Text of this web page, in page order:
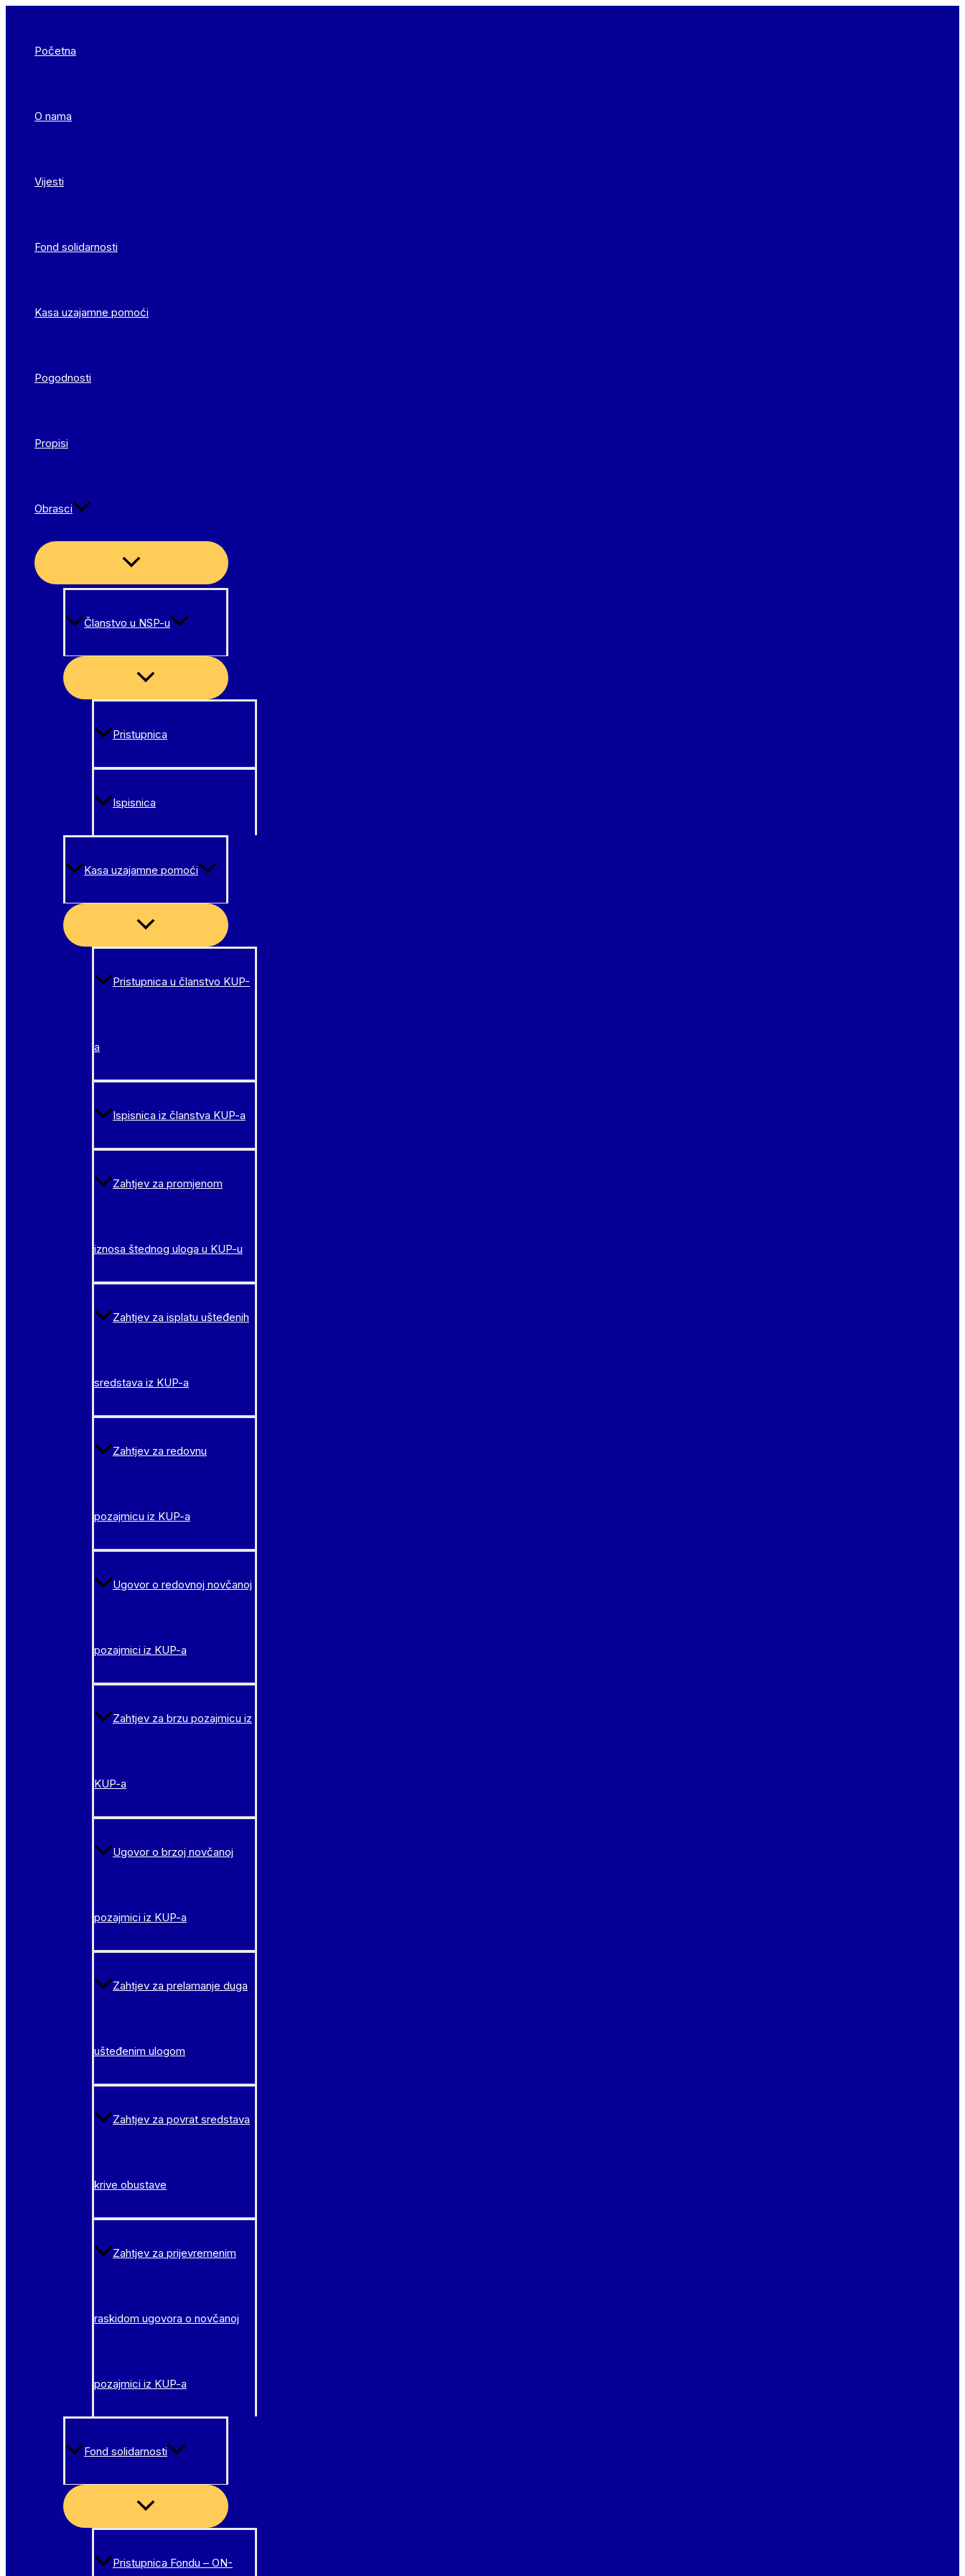
Početna
O nama
Vijesti
Fond solidarnosti
Kasa uzajamne pomoći
Pogodnosti
Propisi
Obrasci
Menu
Članstvo u NSP-u
Menu
Pristupnica
Ispisnica
Kasa uzajamne pomoći
Menu
Pristupnica u članstvo KUP-
a
Ispisnica iz članstva KUP-a
Zahtjev za promjenom
iznosa štednog uloga u KUP-u
Zahtjev za isplatu ušteđenih
sredstava iz KUP-a
Zahtjev za redovnu
pozajmicu iz KUP-a
Ugovor o redovnoj novčanoj
pozajmici iz KUP-a
Zahtjev za brzu pozajmicu iz
KUP-a
Ugovor o brzoj novčanoj
pozajmici iz KUP-a
Zahtjev za prelamanje duga
ušteđenim ulogom
Zahtjev za povrat sredstava
krive obustave
Zahtjev za prijevremenim
raskidom ugovora o novčanoj
pozajmici iz KUP-a
Fond solidarnosti
Menu
Pristupnica Fondu – ON-